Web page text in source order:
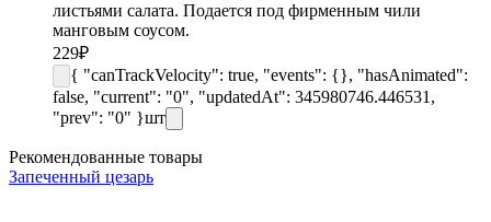
листьями салата. Подается под фирменным чили
манговым соусом.
229₽
{ "canTrackVelocity": true, "events": {}, "hasAnimated":
false, "current": "0", "updatedAt": 345980746.446531,
"prev": "0" }шт
Рекомендованные товары
Запеченный цезарь